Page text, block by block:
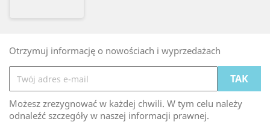
Otrzymuj informację o nowościach i wyprzedażach
Możesz zrezygnować w każdej chwili. W tym celu należy
odnaleźć szczegóły w naszej informacji prawnej.